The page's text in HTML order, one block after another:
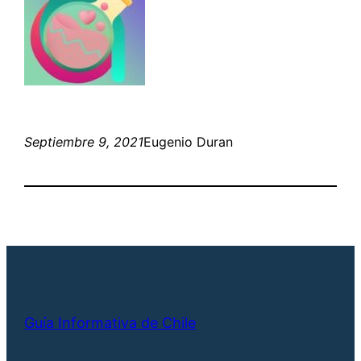
Septiembre 9, 2021Eugenio Duran
Guía Informativa de Chile